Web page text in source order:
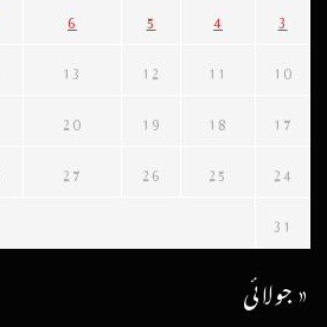
3
4
5
6
10
11
12
13
17
18
19
20
24
25
26
27
31
« جولائی